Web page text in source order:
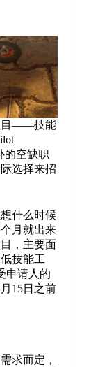
目——技能
的空缺职
选择来招
什么时候
月就出来
，主要面
技能工
申请人的
15日之前
求而定，